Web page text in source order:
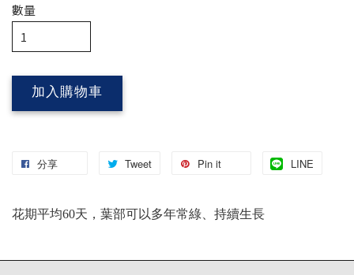
數量
加入購物車
分享 Tweet Pin it LINE
花期平均60天，葉部可以多年常綠、持續生長